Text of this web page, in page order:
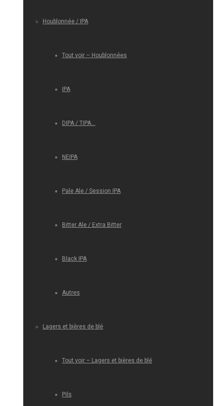
Houblonnée / IPA
Tout voir – Houblonnées
IPA
DIPA / TIPA…
NEIPA
Pale Ale / Session IPA
Bitter Ale / Extra Bitter
Black IPA
Autres
Lagers et bières de blé
Tout voir – Lagers et bières de blé
Pils